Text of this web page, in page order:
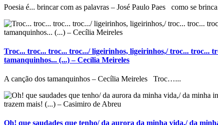
Poesia é... brincar com as palavras – José Paulo Paes como se
Troc... troc... troc... troc.../ ligeirinhos, ligeirinhos,/ troc... troc...
tamanquinhos... (...) – Cecília Meireles
A canção dos tamanquinhos – Cecília Meireles Troc…...
Oh! que saudades que tenho/ da aurora da minha vida,/ da